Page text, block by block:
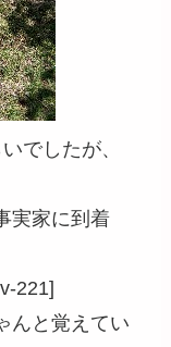
でしたが、
実家に到着
221]
んと覚えてい